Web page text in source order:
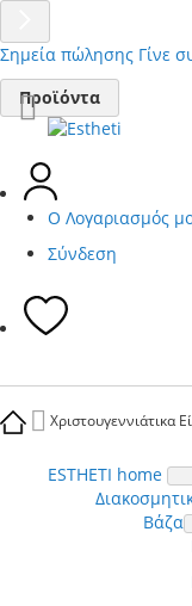
Σημεία πώλησης Γίνε
Μετάβαση
στο
περιεχόμενο
Προϊόντα
Ο Λογαριασμός
Σύνδεση
Χριστουγεννιάτικα
ESTHETI home
Βάζα